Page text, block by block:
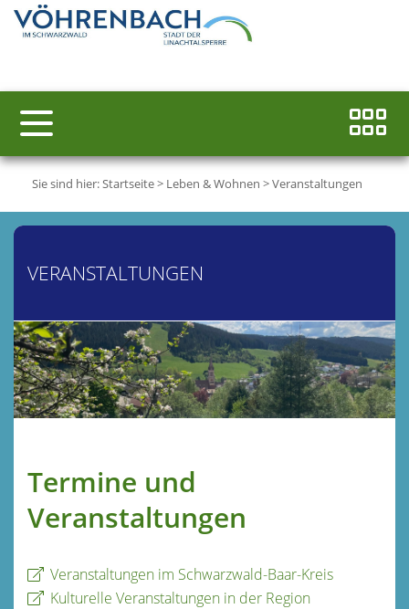
Sie sind hier:Startseite> Leben & Wohnen >Veranstaltungen
VERANSTALTUNGEN
Termine und
Veranstaltungen
Veranstaltungen im Schwarzwald-Baar-Kreis
Kulturelle Veranstaltungen in der Region